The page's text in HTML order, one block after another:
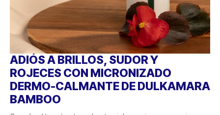
ADIÓS A BRILLOS, SUDOR Y
ROJECES CON MICRONIZADO
DERMO-CALMANTE DE DULKAMARA
BAMBOO